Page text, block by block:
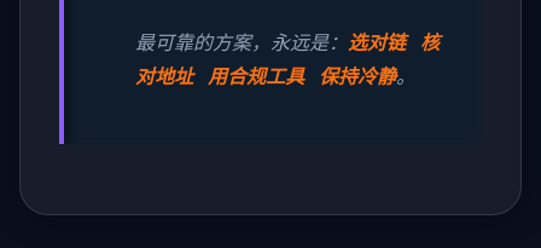
最可靠的方案，永远是： 选对链 核
对地址 用合规工具 保持冷静。